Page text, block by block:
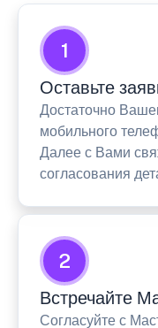
1
Оставьте
Достаточно
мобильного
Далее с Вами
согласования
2
Встречайте
Согласуйте с